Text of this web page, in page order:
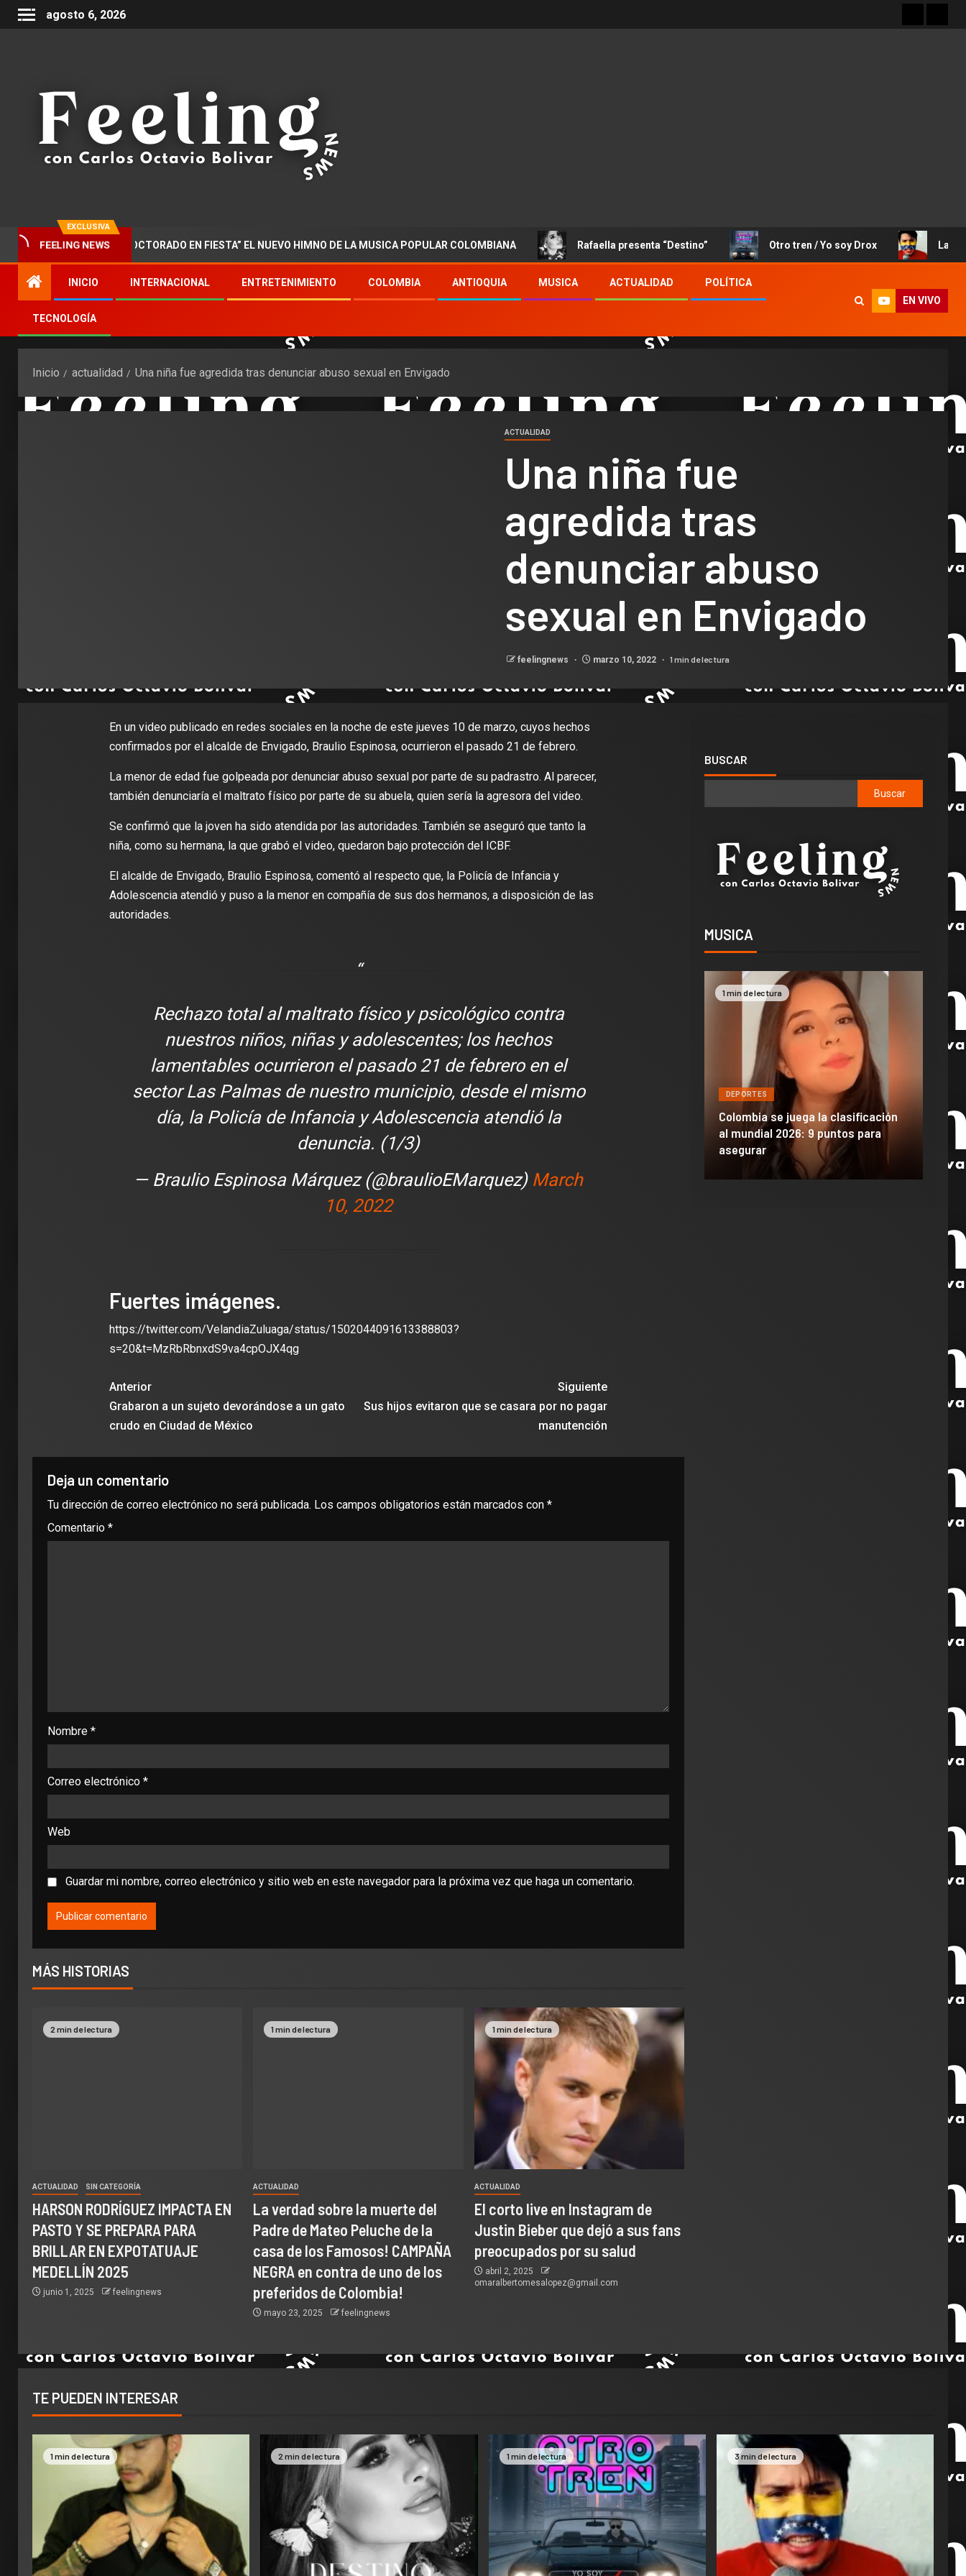
agosto 6, 2026
EXCLUSIVA
FEELING NEWS
PRESENTA “DOCTORADO EN FIESTA” EL NUEVO HIMNO DE LA MUSICA POPULAR COLOMBIANA Rafaella presenta “Destino” Otro tren / Yo soy Drox La Canción
INICIO INTERNACIONAL ENTRETENIMIENTO COLOMBIA ANTIOQUIA MUSICA ACTUALIDAD POLÍTICA
TECNOLOGÍA
EN VIVO
Inicio actualidad Una niña fue agredida tras denunciar abuso sexual en Envigado
ACTUALIDAD
Una niña fue
agredida tras
denunciar abuso
sexual en Envigado
feelingnews marzo 10, 2022 1 min de lectura
En un video publicado en redes sociales en la noche de este jueves 10 de marzo, cuyos hechos
confirmados por el alcalde de Envigado, Braulio Espinosa, ocurrieron el pasado 21 de febrero.
La menor de edad fue golpeada por denunciar abuso sexual por parte de su padrastro. Al parecer,
también denunciaría el maltrato físico por parte de su abuela, quien sería la agresora del video.
Se confirmó que la joven ha sido atendida por las autoridades. También se aseguró que tanto la
niña, como su hermana, la que grabó el video, quedaron bajo protección del ICBF.
El alcalde de Envigado, Braulio Espinosa, comentó al respecto que, la Policía de Infancia y
Adolescencia atendió y puso a la menor en compañía de sus dos hermanos, a disposición de las
autoridades.
Rechazo total al maltrato físico y psicológico contra
nuestros niños, niñas y adolescentes; los hechos
lamentables ocurrieron el pasado 21 de febrero en el
sector Las Palmas de nuestro municipio, desde el mismo
día, la Policía de Infancia y Adolescencia atendió la
denuncia. (1/3)
— Braulio Espinosa Márquez (@braulioEMarquez) March
10, 2022
Fuertes imágenes.
https://twitter.com/VelandiaZuluaga/status/1502044091613388803?
s=20&t=MzRbRbnxdS9va4cpOJX4qg
Anterior
Grabaron a un sujeto devorándose a un gato
crudo en Ciudad de México
Siguiente
Sus hijos evitaron que se casara por no pagar
manutención
Deja un comentario
Tu dirección de correo electrónico no será publicada. Los campos obligatorios están marcados con *
Comentario *
Nombre *
Correo electrónico *
Web
Guardar mi nombre, correo electrónico y sitio web en este navegador para la próxima vez que haga un comentario.
MÁS HISTORIAS
2 min de lectura
ACTUALIDAD SIN CATEGORÍA
HARSON RODRÍGUEZ IMPACTA EN
PASTO Y SE PREPARA PARA
BRILLAR EN EXPOTATUAJE
MEDELLÍN 2025
junio 1, 2025 feelingnews
1 min de lectura
ACTUALIDAD
La verdad sobre la muerte del
Padre de Mateo Peluche de la
casa de los Famosos! CAMPAÑA
NEGRA en contra de uno de los
preferidos de Colombia!
mayo 23, 2025 feelingnews
1 min de lectura
ACTUALIDAD
El corto live en Instagram de
Justin Bieber que dejó a sus fans
preocupados por su salud
abril 2, 2025
omaralbertomesalopez@gmail.com
BUSCAR
Buscar
MUSICA
James Rodríguez se une al Club
León: ‘Vengo a aportar con calidad y
con la ilusión de jugar el Mundial de
Clubes
DEPORTES
Travis Scott lanza camiseta de
1 min de lectura
DEPORTES
Colombia se juega la clasificación
al mundial 2026: 9 puntos para
asegurar
2
de
TE PUEDEN INTERESAR
1 min de lectura 2 min de lectura 1 min de lectura 3 min de lectura